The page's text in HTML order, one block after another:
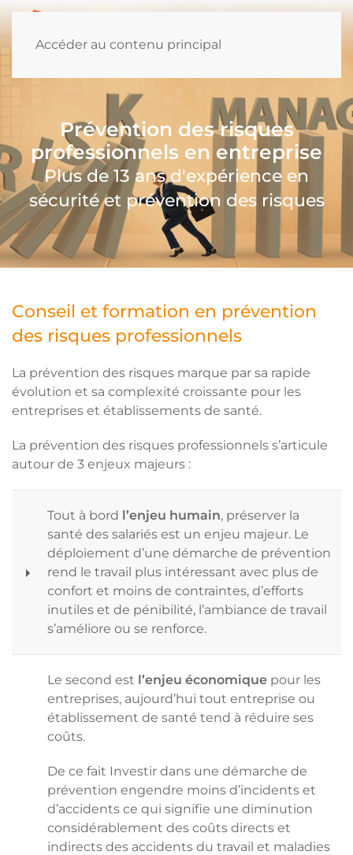
Accéder au contenu principal
Prévention des risques
professionnels en entreprise
Plus de 13 ans d'expérience en
sécurité et prévention des risques
Conseil et formation en prévention
des risques professionnels
La prévention des risques marque par sa rapide
évolution et sa complexité croissante pour les
entreprises et établissements de santé.
La prévention des risques professionnels s’articule
autour de 3 enjeux majeurs :
Tout à bord l’enjeu humain, préserver la
santé des salariés est un enjeu majeur. Le
déploiement d’une démarche de prévention
rend le travail plus intéressant avec plus de
confort et moins de contraintes, d’efforts
inutiles et de pénibilité, l’ambiance de travail
s’améliore ou se renforce.
Le second est l’enjeu économique pour les
entreprises, aujourd’hui tout entreprise ou
établissement de santé tend à réduire ses
coûts.
De ce fait Investir dans une démarche de
prévention engendre moins d’incidents et
d’accidents ce qui signifie une diminution
considérablement des coûts directs et
indirects des accidents du travail et maladies